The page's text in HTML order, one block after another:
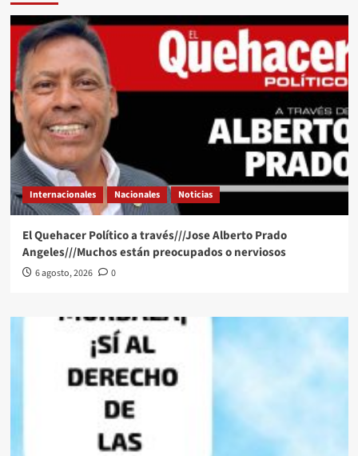
Internacionales Nacionales Noticias
El Quehacer Político a través///Jose Alberto Prado
Angeles///Muchos están preocupados o nerviosos
6 agosto, 2026 0